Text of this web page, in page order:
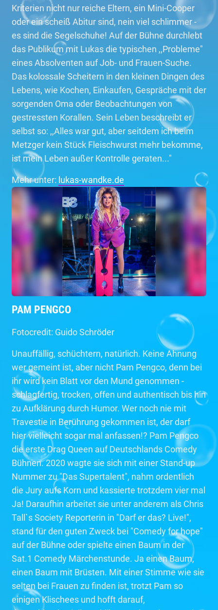
Kriterien nicht nur reiche Eltern, ein Mini-Cooper
oder ein scheiß Abitur sind, nein viel schlimmer -
es sind die Segelschuhe! Auf der Bühne durchlebt
das Publikum mit Lukas die typischen ,,Probleme"
eines Absolventen auf Job- und Frauen-Suche.
Das kolossale Scheitern in den kleinen Dingen des
Lebens, wie Kochen, Einkaufen, Gespräche mit der
sorgenden Oma oder Beobachtungen von
gestressten Korallen. Sein Leben beschreibt er
selbst so: ,,Alles war gut, aber seitdem ich beim
Metzger kein Stück Fleischwurst mehr bekomme,
ist mein Leben außer Kontrolle geraten..."
Mehr unter: lukas-wandke.de
PAM PENGCO
Fotocredit: Guido Schröder
Unauffällig, schüchtern, natürlich. Keine Ahnung
wer gemeint ist, aber nicht Pam Pengco, denn bei
ihr wird kein Blatt vor den Mund genommen -
schlagfertig, trocken, offen und authentisch bis hin
zu Aufklärung durch Humor. Wer noch nie mit
Travestie in Berührung gekommen ist, der darf
hier vielleicht sogar mal anfassen!? Pam Pengco
die erste Drag Queen auf Deutschlands Comedy
Bühnen. 2020 wagte sie sich mit einer Stand-up
Nummer zu "Das Supertalent", nahm ordentlich
die Jury aufs Korn und kassierte trotzdem vier mal
Ja! Daraufhin arbeitet sie unter anderem als Chris
Tall`s Society Reporterin in "Darf er das? Live!",
stand für den guten Zweck bei "Comedy for hope"
auf der Bühne oder spielte einen Baum in der
Sat.1 Comedy Märchenstunde. Ja einen Baum,
einen Baum mit Brüsten. Mit einer Stimme wie sie
selten bei Frauen zu finden ist, trotzt Pam so
einigen Klischees und hofft darauf,